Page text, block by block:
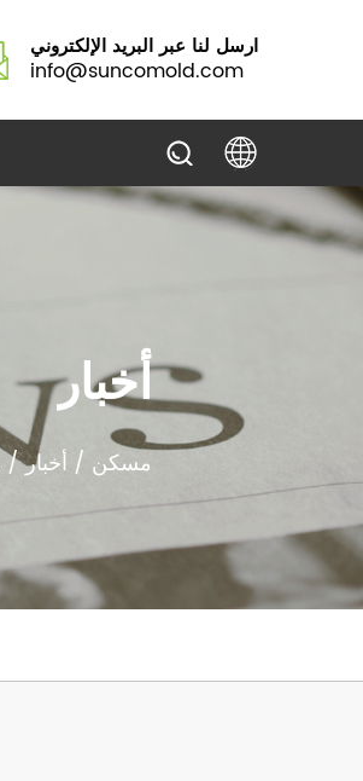
ارسل لنا عبر البريد الإلكتروني
info@suncomold.com
أخبار
مسكن / أخبار/